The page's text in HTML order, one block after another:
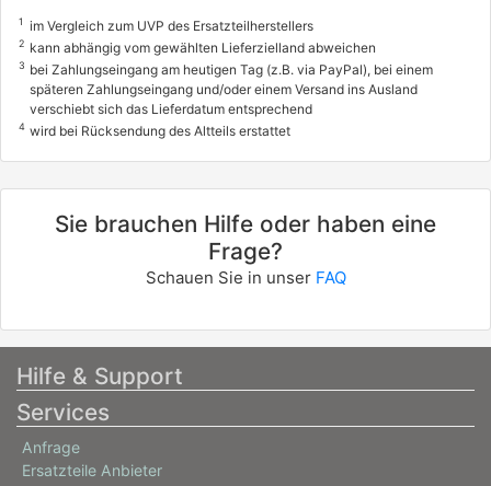
1 im Vergleich zum UVP des Ersatzteilherstellers
2 kann abhängig vom gewählten Lieferzielland abweichen
3 bei Zahlungseingang am heutigen Tag (z.B. via PayPal), bei einem
späteren Zahlungseingang und/oder einem Versand ins Ausland
verschiebt sich das Lieferdatum entsprechend
4 wird bei Rücksendung des Altteils erstattet
Sie brauchen Hilfe oder haben eine
Frage?
Schauen Sie in unser FAQ
Hilfe & Support
Services
Anfrage
Ersatzteile Anbieter